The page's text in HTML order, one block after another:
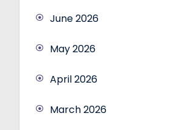
June 2026
May 2026
April 2026
March 2026